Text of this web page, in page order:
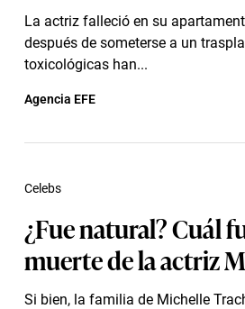
La actriz falleció en su
después de someterse a un
toxicológicas han...
Agencia EFE
¿Fue natural? Cuál
muerte de la actriz
Si bien, la familia de Michelle
Celebs